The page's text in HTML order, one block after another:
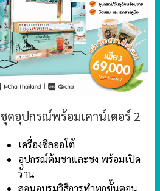
ชุดอุปกรณ์พร้อมเคาน์เตอร์ 2
เครื่องซีลออโต้
อุปกรณ์ต้มชาและชง พร้อมเปิด
ร้าน
สอนอบรมวิธีการทำทุกขั้นตอน